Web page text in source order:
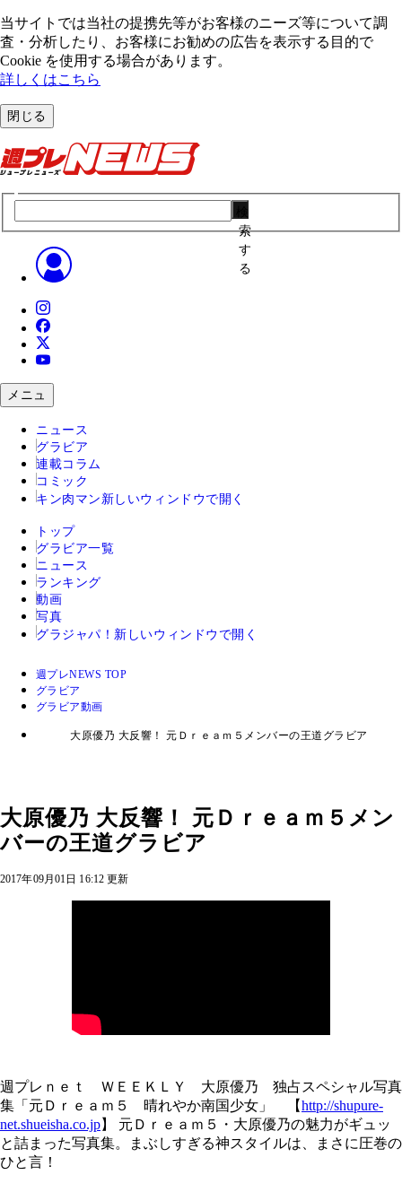
当サイトでは当社の提携先等がお客様のニーズ等について調
査・分析したり、お客様にお勧めの広告を表⽰する⽬的で
Cookie を使⽤する場合があります。
詳しくはこちら
閉じる
索
す
る
メニュ
ニュース
グラビア
連載コラム
コミック
キン肉マン 新しいウィンドウで開く
トップ
グラビア一覧
ニュース
ランキング
動画
写真
グラジャパ！ 新しいウィンドウで開く
週プレNEWS TOP
グラビア
グラビア動画
大原優乃 大反響！ 元Ｄｒｅａｍ５メンバーの王道グラビア
大原優乃 大反響！ 元Ｄｒｅａｍ５メン
バーの王道グラビア
2017年09月01日 16:12 更新
週プレｎｅｔ ＷＥＥＫＬＹ 大原優乃 独占スペシャル写真
集「元Ｄｒｅａｍ５ 晴れやか南国少女」 【http://shupure-
net.shueisha.co.jp】 元Ｄｒｅａｍ５・大原優乃の魅力がギュッ
と詰まった写真集。まぶしすぎる神スタイルは、まさに圧巻の
ひと言！